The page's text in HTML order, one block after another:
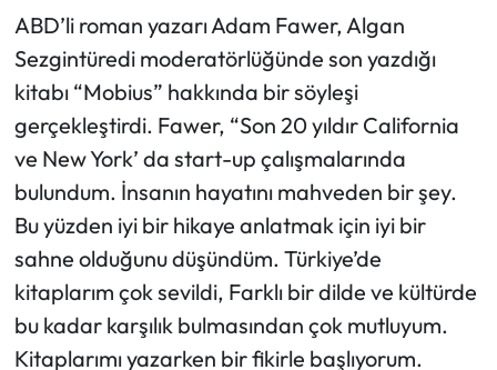
ABD’li roman yazarı Adam Fawer, Algan
Sezgintüredi moderatörlüğünde son yazdığı
kitabı “Mobius” hakkında bir söyleşi
gerçekleştirdi. Fawer, “Son 20 yıldır California
ve New York’ da start-up çalışmalarında
bulundum. İnsanın hayatını mahveden bir şey.
Bu yüzden iyi bir hikaye anlatmak için iyi bir
sahne olduğunu düşündüm. Türkiye’de
kitaplarım çok sevildi, Farklı bir dilde ve kültürde
bu kadar karşılık bulmasından çok mutluyum.
Kitaplarımı yazarken bir fikirle başlıyorum.